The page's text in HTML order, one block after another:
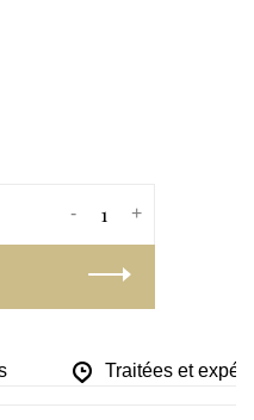
+
-
Traitées et